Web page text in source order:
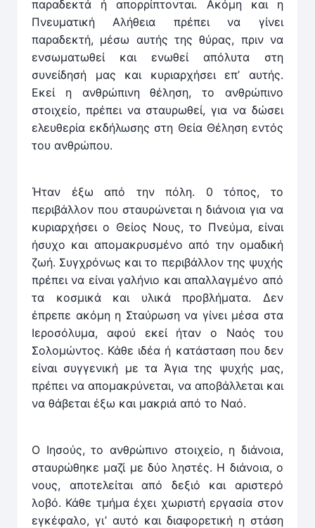
παραδεκτά ή απορρίπτονται. Ακόμη και η
Πνευματική Αλήθεια πρέπει να γίνει
παραδεκτή, μέσω αυτής της θύρας, πριν να
ενσωματωθεί και ενωθεί απόλυτα στη
συνείδησή μας και κυριαρχήσει επ’ αυτής.
Εκεί η ανθρώπινη θέληση, το ανθρώπινο
στοιχείο, πρέπει να σταυρωθεί, για να δώσει
ελευθερία εκδήλωσης στη Θεία Θέληση εντός
του ανθρώπου.
Ήταν έξω από την πόλη. 0 τόπος, το
περιβάλλον που σταυρώνεται η διάνοια για να
κυριαρχήσει ο Θείος Νους, το Πνεύμα, είναι
ήσυχο και απομακρυσμένο από την ομαδική
ζωή. Συγχρόνως και το περιβάλλον της ψυχής
πρέπει να είναι γαλήνιο και απαλλαγμένο από
τα κοσμικά και υλικά προβλήματα. Δεν
έπρεπε ακόμη η Σταύρωση να γίνει μέσα στα
Ιεροσόλυμα, αφού εκεί ήταν ο Ναός του
Σολομώντος. Κάθε ιδέα ή κατάσταση που δεν
είναι συγγενική με τα Άγια της ψυχής μας,
πρέπει να απομακρύνεται, να αποβάλλεται και
να θάβεται έξω και μακριά από το Ναό.
Ο Ιησούς, το ανθρώπινο στοιχείο, η διάνοια,
σταυρώθηκε μαζί με δύο ληστές. Η διάνοια, ο
νους, αποτελείται από δεξιό και αριστερό
λοβό. Κάθε τμήμα έχει χωριστή εργασία στον
εγκέφαλο, γι’ αυτό και διαφορετική η στάση